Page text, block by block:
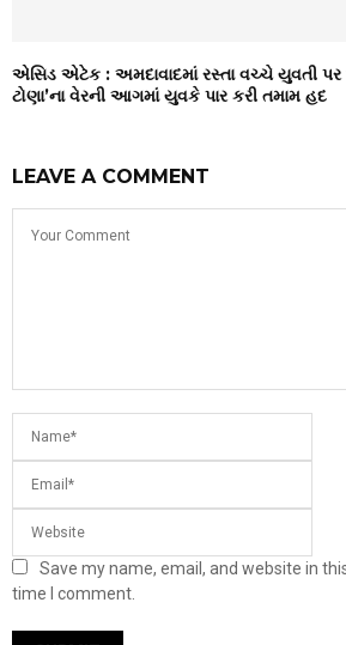
એસિડ એટેક : અમદાવાદમાં રસ્તા વચ્ચે યુવતી
ટોણા’ના વેરની આગમાં યુવકે પાર કરી તમામ હદ
LEAVE A COMMENT
Save my name, email, and website in
time I comment.